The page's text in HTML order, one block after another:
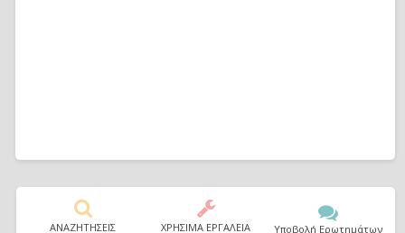
ΑΝΑΖΗΤΗΣΕΙΣ ΧΡΗΣΙΜΑ ΕΡΓΑΛΕΙΑ Υποβολή Ερωτημάτων